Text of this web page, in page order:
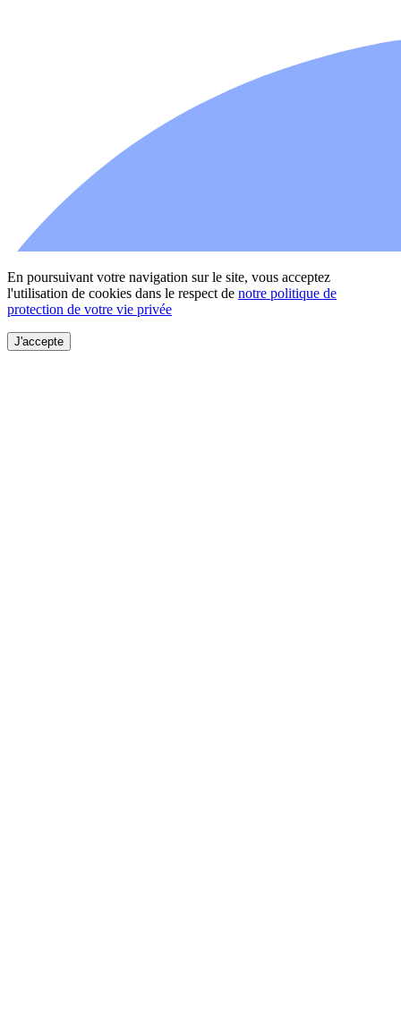
En poursuivant votre navigation sur le site, vous acceptez
l'utilisation de cookies dans le respect de notre politique de
protection de votre vie privée
J'accepte